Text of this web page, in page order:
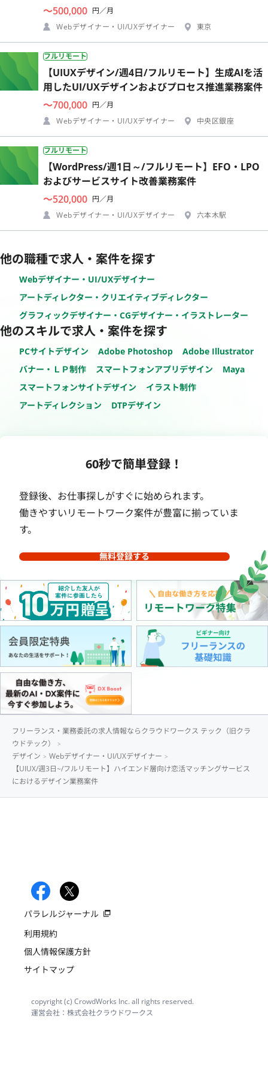
〜500,000 円／月
Webデザイナー・UI/UXデザイナー
東京
フルリモート
【UIUXデザイン/週4日/フルリモート】生成AIを活
用したUI/UXデザインおよびプロセス推進業務案件
〜700,000 円／月
Webデザイナー・UI/UXデザイナー
中央区銀座
フルリモート
【WordPress/週1日～/フルリモート】EFO・LPO
およびサービスサイト改善業務案件
〜520,000 円／月
Webデザイナー・UI/UXデザイナー
六本木駅
他の職種で求人・案件を探す
Webデザイナー・UI/UXデザイナー
アートディレクター・クリエイティブディレクター
グラフィックデザイナー・CGデザイナー・イラストレーター
他のスキルで求人・案件を探す
PCサイトデザイン Adobe Photoshop
Adobe Illustrator
バナー・ＬＰ制作
スマートフォンアプリデザイン
Maya
スマートフォンサイトデザイン
イラスト制作
アートディレクション
DTPデザイン
60秒で簡単登録！
登録後、お仕事探しがすぐに始められます。
働きやすいリモートワーク案件が豊富に揃っていま
す。
無料登録する
フリーランス・業務委託の求人情報ならクラウドワークス テック（旧クラ
ウドテック）
デザイン
Webデザイナー・UI/UXデザイナー
【UIUX/週3日~/フルリモート】ハイエンド層向け恋活マッチングサービス
におけるデザイン業務案件
パラレルジャーナル
利用規約
個人情報保護方針
サイトマップ
copyright (c) CrowdWorks Inc. all rights reserved.
運営会社：株式会社クラウドワークス